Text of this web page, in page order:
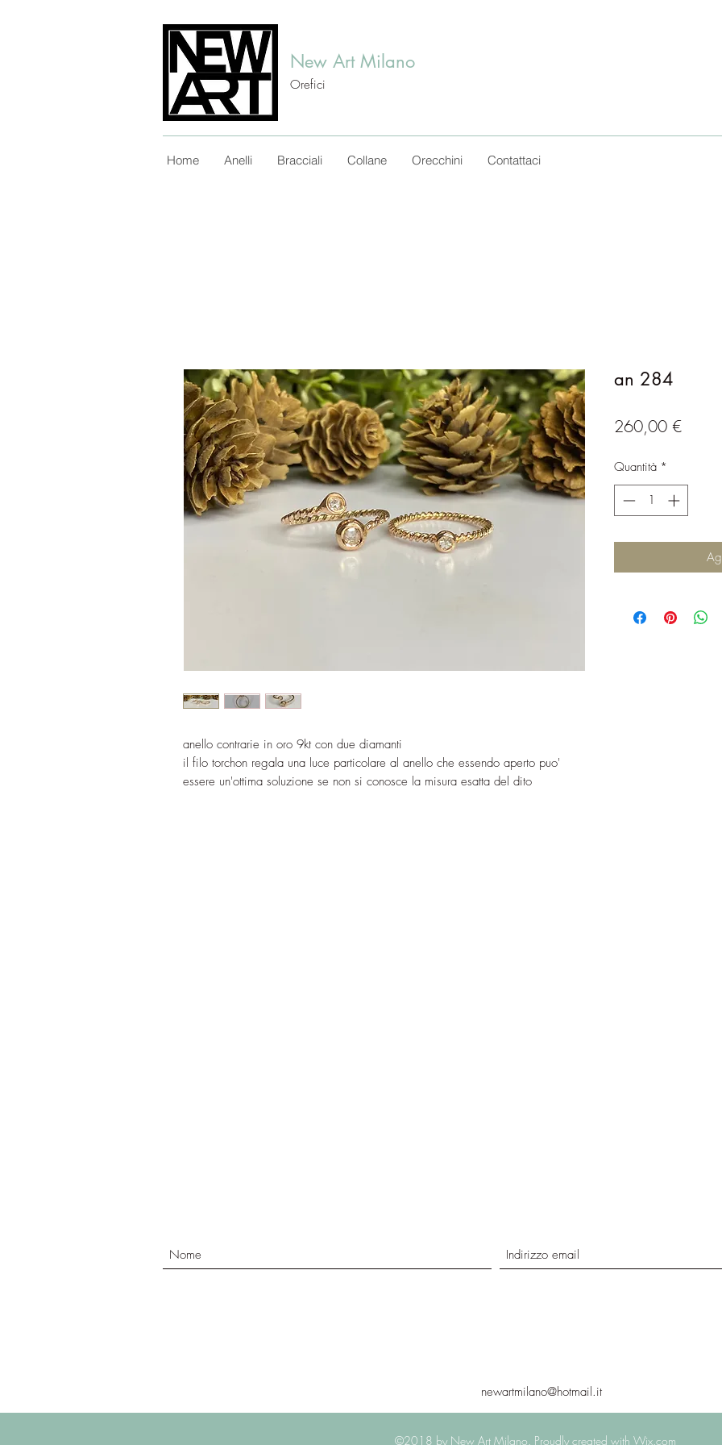
New Art Milano
Orefici
Home Anelli Bracciali Collane Orecchini Contattaci
anello contrarie in oro 9kt con due diamanti
il filo torchon regala una luce particolare al anello che essendo aperto puo'
essere un'ottima soluzione se non si conosce la misura esatta del dito
an 284
260,00 €Prezzo
Quantità *
newartmilano@hotmail.it
©2018 by New Art Milano. Proudly created with Wix.com